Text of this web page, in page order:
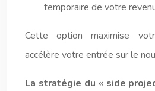
temporaire de votre
Cette option maximise
accélère votre entrée sur le
La stratégie du « side